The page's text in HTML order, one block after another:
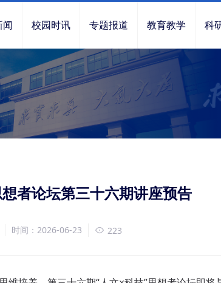
闻 校园时讯 专题报道 教育教学 科
想者论坛第三十六期讲座预告
时间：2026-06-23 223